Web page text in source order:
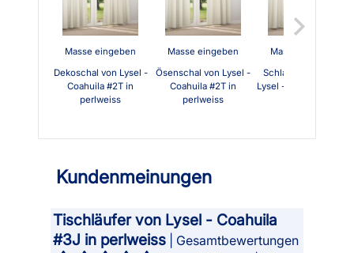
Masse eingeben
Dekoschal von Lysel -
Coahuila #2T in
perlweiss
Masse eingeben
Ösenschal von Lysel -
Coahuila #2T in
perlweiss
Masse eingeben
Schlaufenschal von
Lysel - Coahuila #2T in
Kundenmeinungen
Tischläufer von Lysel - Coahuila
#3J in perlweiss | Gesamtbewertungen